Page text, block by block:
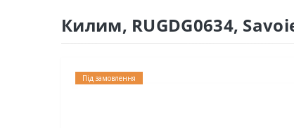
Килим, RUGDG0634,
Під замовлення